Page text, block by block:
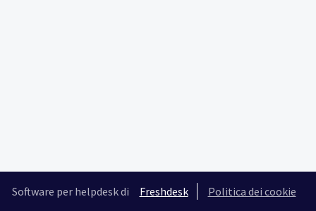
Software per helpdesk di Freshdesk Politica dei cookie